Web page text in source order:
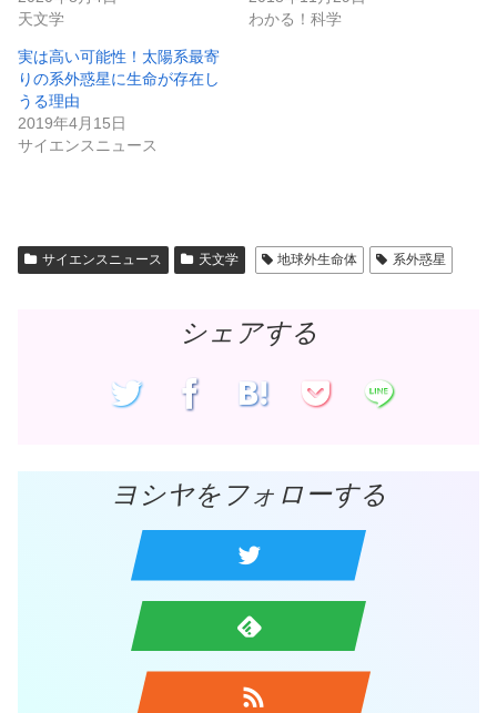
共
有
新
し
い
ウ
ィ
ン
ド
ウ
ッ
ク
し
だ
さ
い
ン
ド
ウ
天文学
わかる！科学
実は高い可能性！太陽系最寄
りの系外惑星に生命が存在し
うる理由
2019年4月15日
サイエンスニュース
サイエンスニュース 天文学 地球外生命体 系外惑星
シェアする
ヨシヤをフォローする